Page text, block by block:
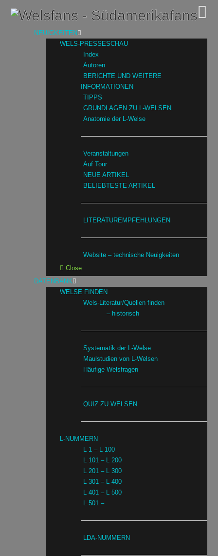
NEUIGKEITEN
WELS-PRESSESCHAU
Index
Autoren
BERICHTE UND WEITERE
INFORMATIONEN
TIPPS
GRUNDLAGEN ZU L-WELSEN
Anatomie der L-Welse
Veranstaltungen
Auf Tour
NEUE ARTIKEL
BELIEBTESTE ARTIKEL
LITERATUREMPFEHLUNGEN
Website – technische Neuigkeiten
Close
DATENBANK
WELSE FINDEN
Wels-Literatur/Quellen finden
– historisch
Systematik der L-Welse
Maulstudien von L-Welsen
Häufige Welsfragen
QUIZ ZU WELSEN
L-NUMMERN
L 1 – L 100
L 101 – L 200
L 201 – L 300
L 301 – L 400
L 401 – L 500
L 501 –
LDA-NUMMERN